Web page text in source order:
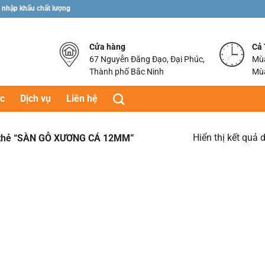
khẩu chất lượng
Cả
Cửa hàng
67 Nguyễn Đăng Đạo, Đại Phúc,
Thành phố Bắc Ninh
Dịch vụ Liên hệ
“SÀN GỖ XƯƠNG CÁ 12MM” Hiển thị kết quả